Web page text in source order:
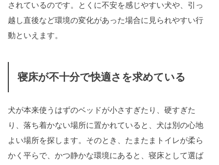
されているのです。とくに不安を感じやすい犬や、引っ
越し直後など環境の変化があった場合に見られやすい行
動といえます。
寝床が不十分で快適さを求めている
犬が本来使うはずのベッドが小さすぎたり、硬すぎた
り、落ち着かない場所に置かれていると、犬は別の心地
よい場所を探します。そのとき、たまたまトイレが柔ら
かく平らで、かつ静かな環境にあると、寝床として選ば